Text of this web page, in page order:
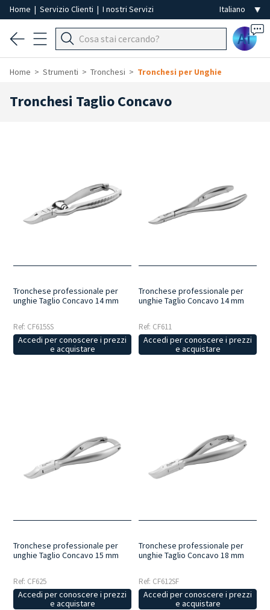
Home | Servizio Clienti | I nostri Servizi
Ai
Home Strumenti Tronchesi Tronchesi per Unghie
Tronchesi Taglio Concavo
Tronchese professionale per
unghie Taglio Concavo 14 mm
Ref: CF615SS
Accedi per conoscere i prezzi
e acquistare
Tronchese professionale per
unghie Taglio Concavo 14 mm
Ref: CF611
Accedi per conoscere i prezzi
e acquistare
Tronchese professionale per
unghie Taglio Concavo 15 mm
Ref: CF625
Accedi per conoscere i prezzi
e acquistare
Tronchese professionale per
unghie Taglio Concavo 18 mm
Ref: CF612SF
Accedi per conoscere i prezzi
e acquistare